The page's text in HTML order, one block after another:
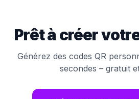
Prêt à créer
Générez des codes QR
secondes – gratuit